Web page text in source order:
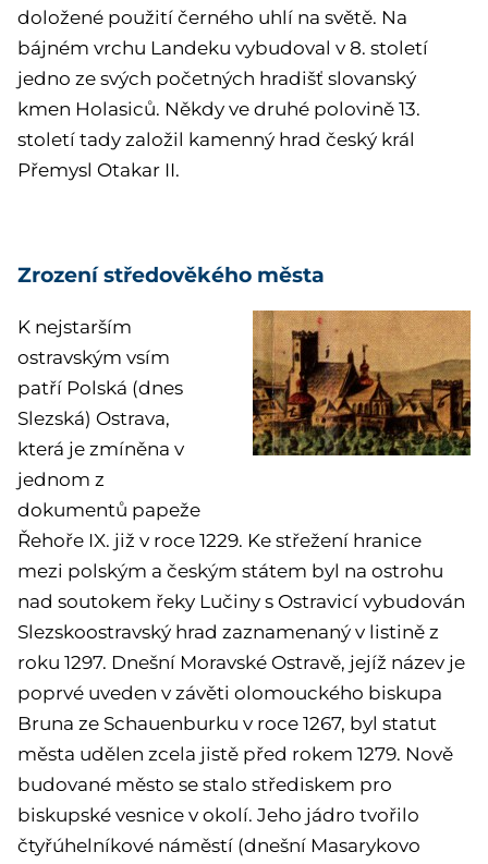
doložené použití černého uhlí na světě. Na
bájném vrchu Landeku vybudoval v 8. století
jedno ze svých početných hradišť slovanský
kmen Holasiců. Někdy ve druhé polovině 13.
století tady založil kamenný hrad český král
Přemysl Otakar II.
Zrození středověkého města
K nejstarším
ostravským vsím
patří Polská (dnes
Slezská) Ostrava,
která je zmíněna v
jednom z
dokumentů papeže
Řehoře IX. již v roce 1229. Ke střežení hranice
mezi polským a českým státem byl na ostrohu
nad soutokem řeky Lučiny s Ostravicí vybudován
Slezskoostravský hrad zaznamenaný v listině z
roku 1297. Dnešní Moravské Ostravě, jejíž název je
poprvé uveden v závěti olomouckého biskupa
Bruna ze Schauenburku v roce 1267, byl statut
města udělen zcela jistě před rokem 1279. Nově
budované město se stalo střediskem pro
biskupské vesnice v okolí. Jeho jádro tvořilo
čtyřúhelníkové náměstí (dnešní Masarykovo